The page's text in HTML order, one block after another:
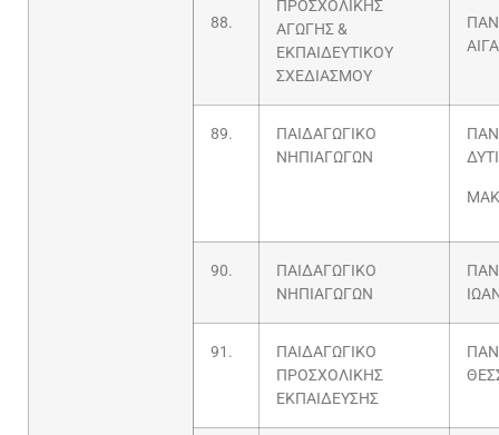
88.
ΠΡΟΣΧΟΛΙΚΗΣ
ΑΓΩΓΗΣ &
ΕΚΠΑΙΔΕΥΤΙΚΟΥ
ΣΧΕΔΙΑΣΜΟΥ
89.
ΠΑΙΔΑΓΩΓΙΚΟ
ΝΗΠΙΑΓΩΓΩΝ
90.
ΠΑΙΔΑΓΩΓΙΚΟ
ΝΗΠΙΑΓΩΓΩΝ
91.
ΠΑΙΔΑΓΩΓΙΚΟ
ΠΡΟΣΧΟΛΙΚΗΣ
ΕΚΠΑΙΔΕΥΣΗΣ